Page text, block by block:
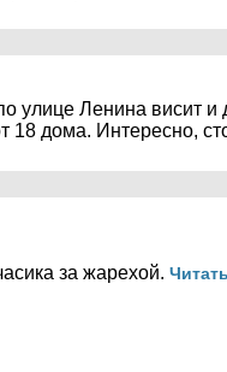
Ленина висит и
18 дома. Интересно,
за жарехой.